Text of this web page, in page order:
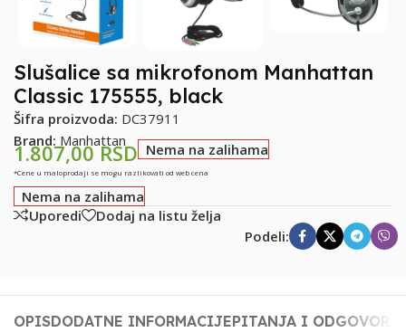
Slušalice sa mikrofonom Manhattan
Classic 175555, black
Šifra proizvoda: DC37911
Brand: Manhattan
1.807,00RSD Nema na zalihama
*Cene u maloprodaji se mogu razlikovati od web cena
Nema na zalihama
Uporedi
Dodaj na listu želja
Podeli:
OPISDODATNE INFORMACIJEPITANJA I ODGOVORI